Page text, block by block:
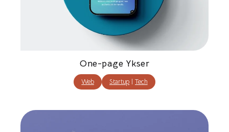
One-page Ykser
Web Startup |Tech